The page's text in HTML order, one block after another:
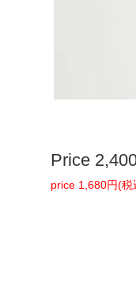
Price
price 1,680円(